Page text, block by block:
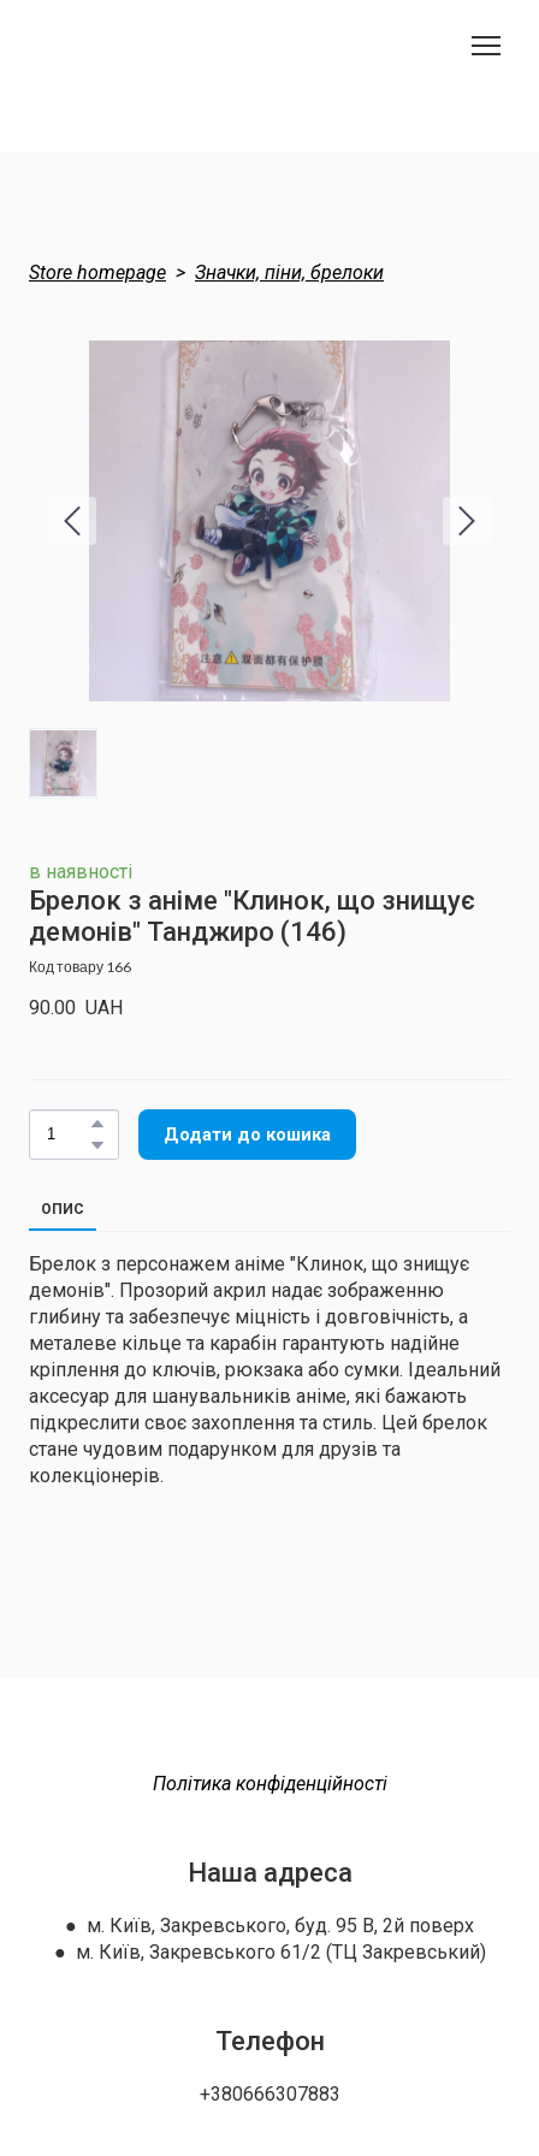
Store homepage Значки, піни, брелоки
в наявності
Брелок з аніме "Клинок, що знищує
демонів" Танджиро (146)
Код товару 166
90.00  UAH
Додати до кошика
ОПИС
Брелок з персонажем аніме "Клинок, що знищує
демонів". Прозорий акрил надає зображенню
глибину та забезпечує міцність і довговічність, а
металеве кільце та карабін гарантують надійне
кріплення до ключів, рюкзака або сумки. Ідеальний
аксесуар для шанувальників аніме, які бажають
підкреслити своє захоплення та стиль. Цей брелок
стане чудовим подарунком для друзів та
колекціонерів.
Політика конфіденційності
Наша адреса
● м. Київ, Закревського, буд. 95 В, 2й поверх
● м. Київ, Закревського 61/2 (ТЦ Закревський)
Телефон
+380666307883